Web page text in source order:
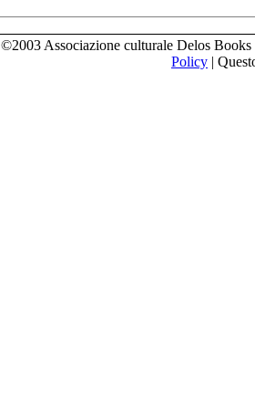
Associazione culturale Delos
Policy |